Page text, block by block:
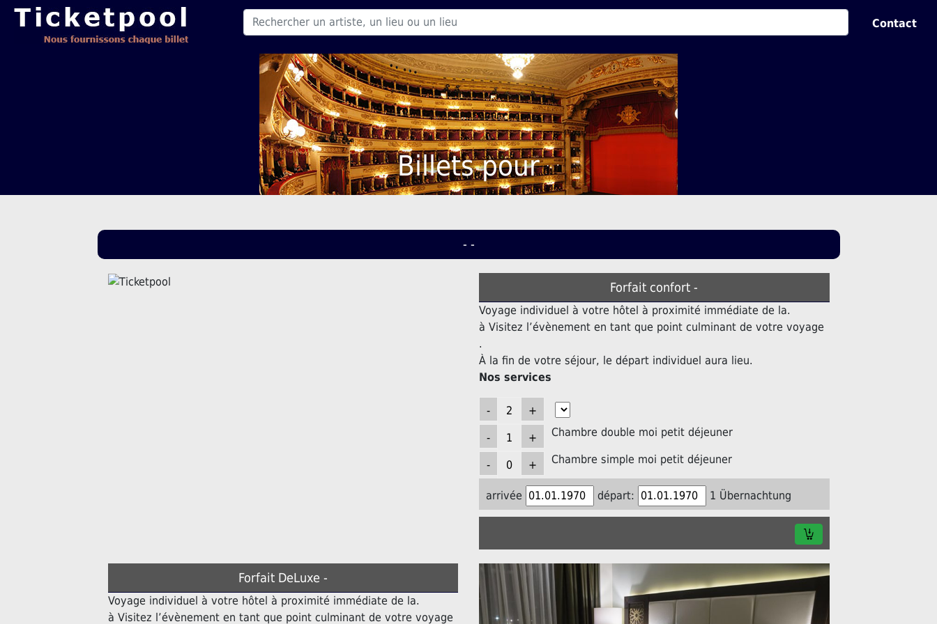
Contact
Billets pour
- -
Forfait confort -
Voyage individuel à votre hôtel à proximité immédiate de la.
à Visitez l’évènement en tant que point culminant de votre voyage
.
À la fin de votre séjour, le départ individuel aura lieu.
Nos services
Chambre double moi petit déjeuner
Chambre simple moi petit déjeuner
arrivée départ: 1 Übernachtung
Forfait DeLuxe -
Voyage individuel à votre hôtel à proximité immédiate de la.
à Visitez l’évènement en tant que point culminant de votre voyage